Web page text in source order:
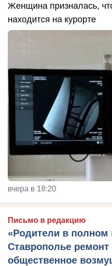
Женщина призналась,
находится на курорте
вчера в 18:20
Письмо в редакцию
«Родители в полном
Ставрополье
общественное